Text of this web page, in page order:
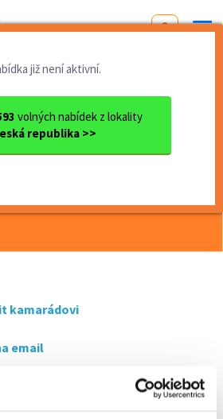
brigády
již není aktivní.
volných nabídek z lokality
republika >>
kraj okres Jičín
až ...
pracovník/ až 150,- Kč
kamarádovi
email